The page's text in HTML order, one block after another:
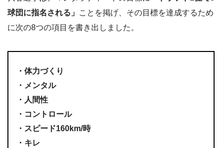
球団に指名される」 ことを掲げ、その目標を達成するため
に次の8つの項目を書き出しました。
・体力づくり
・メンタル
・人間性
・コントロール
・スピード160km/時
・キレ